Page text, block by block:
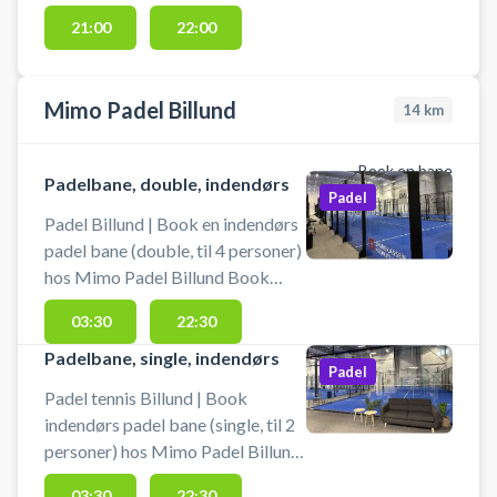
21:00 22:00
Mimo Padel Billund 14 km
Book en bane
Padelbane, double, indendørs
Padel Billund | Book en indendørs
padel bane (double, til 4 personer)
hos Mimo Padel Billund Book
padelbane og spil padel i Billund
ved Lalandia og Legoland i det
gamle We Are Padel Padelcenter
afbenyttelse af bat. Bolde kan
købes i centeret. Der er mulighed
for omklædning. Medbring
indendørssko.
Padel
03:30 22:30
Padelbane, single, indendørs
Padel tennis Billund | Book
indendørs padel bane (single, til 2
personer) hos Mimo Padel Billund.
Book en padelbane og spil padel i
Padel